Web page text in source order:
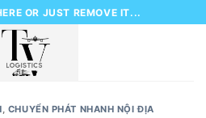
OR JUST REMOVE IT...
, CHUYỂN PHÁT NHANH NỘI ĐỊA